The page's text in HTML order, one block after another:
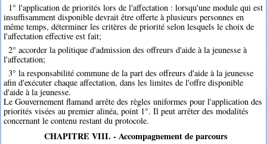
1° l'application de priorités lors de l'affectation : lorsqu'une module qui est
insuffisamment disponible devrait être offerte à plusieurs personnes en
même temps, déterminer les critères de priorité selon lesquels le choix de
l'affectation effective est fait;
2° accorder la politique d'admission des offreurs d'aide à la jeunesse à
l'affectation;
3° la responsabilité commune de la part des offreurs d'aide à la jeunesse
afin d'exécuter chaque affectation, dans les limites de l'offre disponible
d'aide à la jeunesse.
Le Gouvernement flamand arrête des règles uniformes pour l'application des
priorités visées au premier alinéa, point 1°. Il peut arrêter des modalités
concernant le contenu restant du protocole.
CHAPITRE VIII. - Accompagnement de parcours